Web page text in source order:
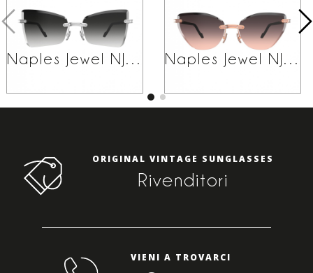
Naples Jewel NJ02 Naples Jewel NJ03
ORIGINAL VINTAGE SUNGLASSES
Rivenditori
VIENI A TROVARCI